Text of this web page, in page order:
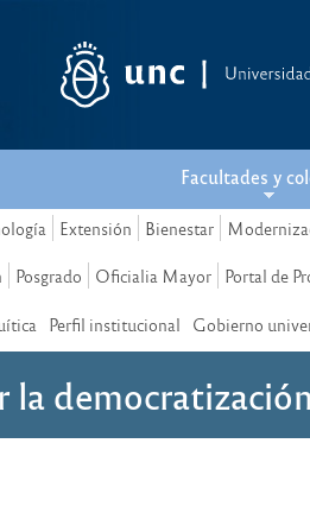
Facultades y
Extensión Bienestar
Posgrado Oficialia Mayor Portal de
Perfil institucional Gobierno